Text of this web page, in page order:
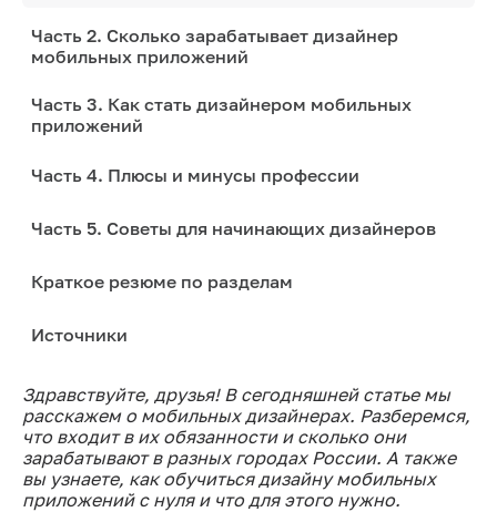
Часть 2. Сколько зарабатывает дизайнер
мобильных приложений
Часть 3. Как стать дизайнером мобильных
приложений
Часть 4. Плюсы и минусы профессии
Часть 5. Советы для начинающих дизайнеров
Краткое резюме по разделам
Источники
Здравствуйте, друзья! В сегодняшней статье мы
расскажем о мобильных дизайнерах. Разберемся,
что входит в их обязанности и сколько они
зарабатывают в разных городах России. А также
вы узнаете, как обучиться дизайну мобильных
приложений с нуля и что для этого нужно.